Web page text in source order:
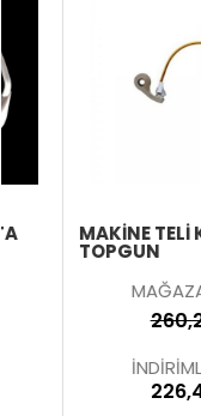
MAKİNE TELİ KALIN
TOPGUN
MAĞAZA FİYATI
260,23 TL
İNDİRİMLİ FİYATI
226,45 TL